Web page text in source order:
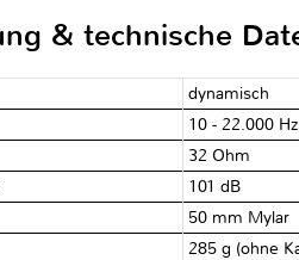
& technische
dynamisch
10 - 22.000 Hz
32 Ohm
101 dB
50 mm Mylar
285 g (ohne